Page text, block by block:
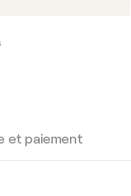
et paiement